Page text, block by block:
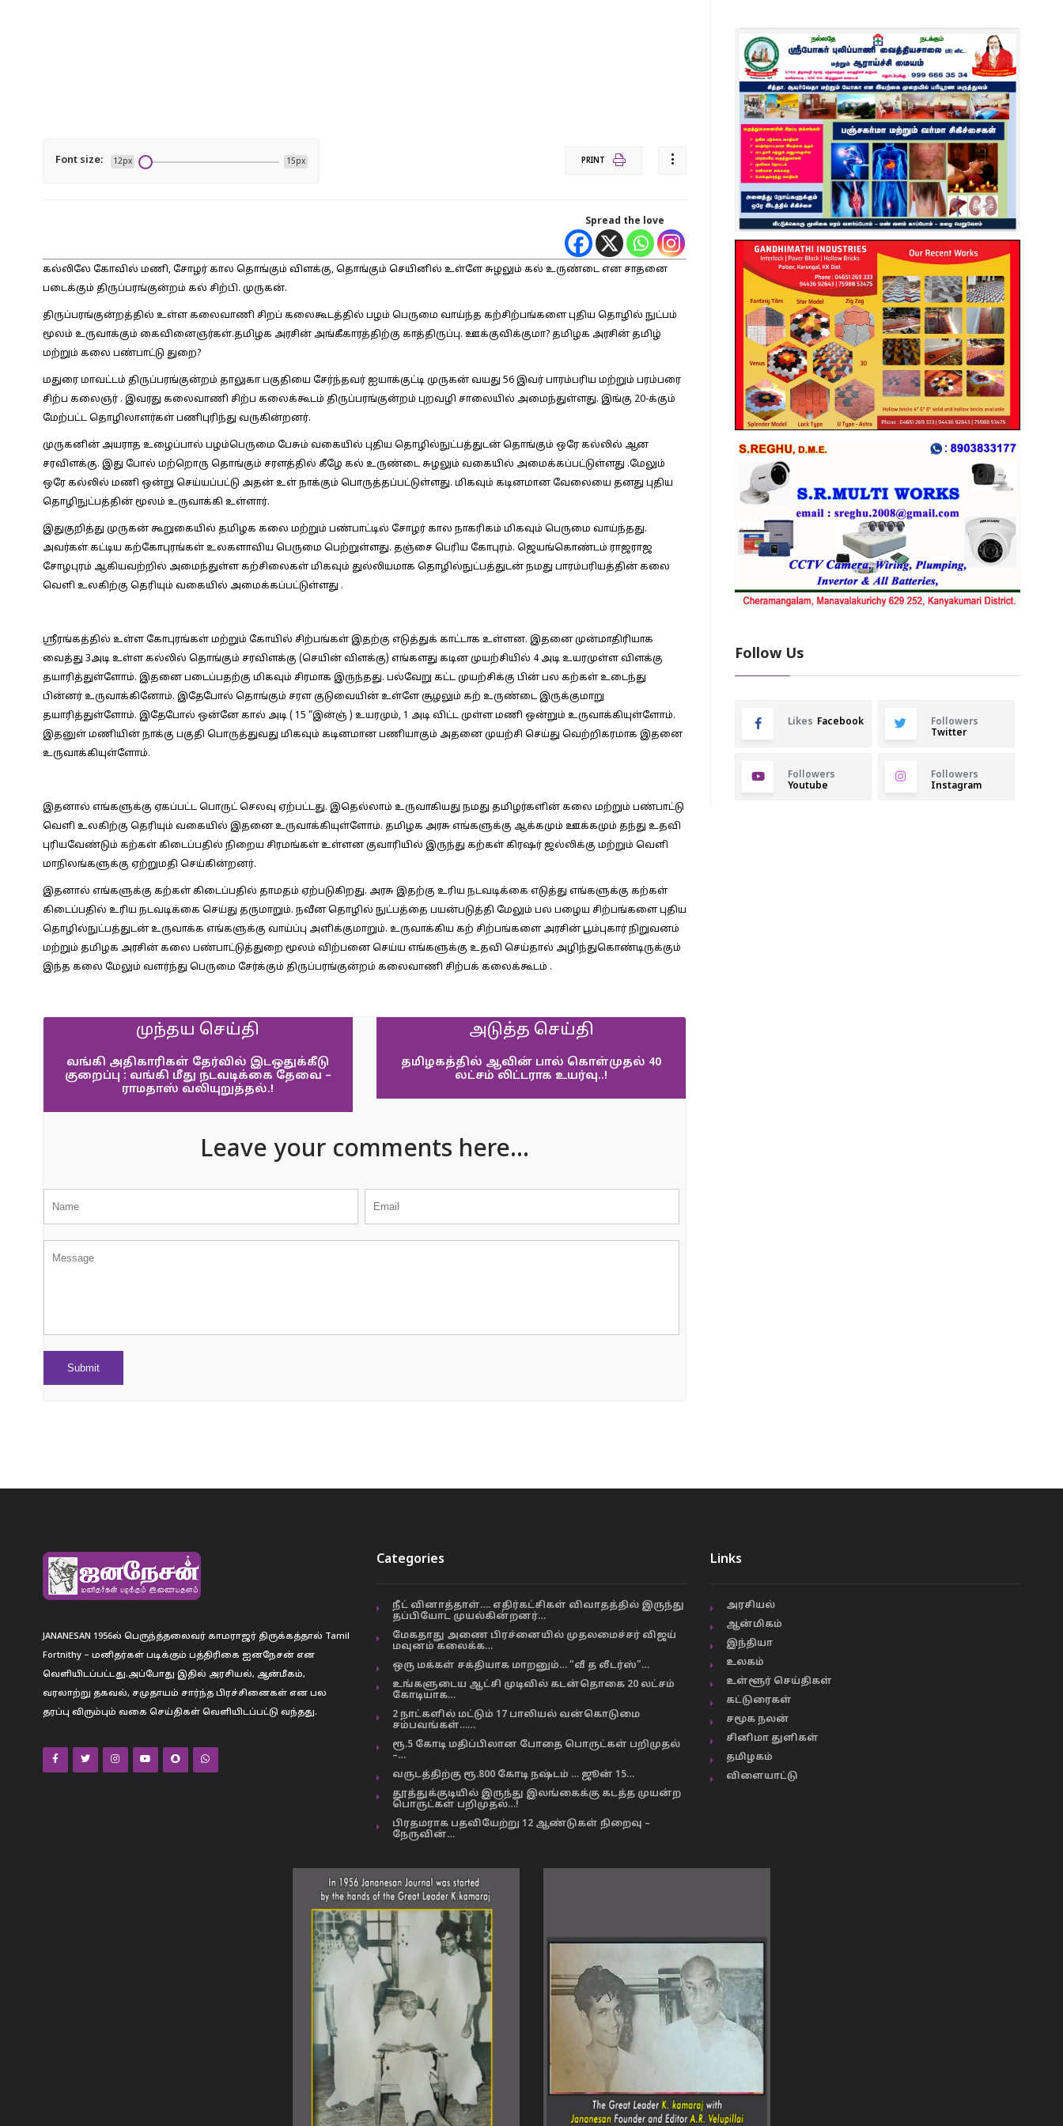
Font size: 12px 15px PRINT
Spread the love
கல்லிலே கோவில் மணி, சோழர் கால தொங்கும் விளக்கு, தொங்கும் செயினில் உள்ளே சுழலும் கல் உருண்டை என சாதனை
படைக்கும் திருப்பரங்குன்றம் கல் சிற்பி. முருகன்.
திருப்பரங்குன்றத்தில் உள்ள கலைவாணி சிறப் கலைகூடத்தில் பழம் பெருமை வாய்ந்த கற்சிற்பங்களை புதிய தொழில் நுட்பம்
மூலம் உருவாக்கும் கைவினைஞர்கள்.தமிழக அரசின் அங்கீகாரத்திற்கு காத்திருப்பு. ஊக்குவிக்குமா? தமிழக அரசின் தமிழ்
மற்றும் கலை பண்பாட்டு துறை?
மதுரை மாவட்டம் திருப்பரங்குன்றம் தாலுகா பகுதியை சேர்ந்தவர் ஐயாக்குட்டி முருகன் வயது 56 இவர் பாரம்பரிய மற்றும் பரம்பரை
சிற்ப கலைஞர் . இவரது கலைவாணி சிற்ப கலைக்கூடம் திருப்பரங்குன்றம் புறவழி சாலையில் அமைந்துள்ளது. இங்கு 20-க்கும்
மேற்பட்ட தொழிலாளர்கள் பணிபுரிந்து வருகின்றனர்.
முருகனின் அயராத உழைப்பால் பழம்பெருமை பேசும் வகையில் புதிய தொழில்நுட்பத்துடன் தொங்கும் ஒரே கல்லில் ஆன
சரவிளக்கு. இது போல் மற்றொரு தொங்கும் சரளத்தில் கீழே கல் உருண்டை சுழலும் வகையில் அமைக்கப்பட்டுள்ளது .மேலும்
ஒரே கல்லில் மணி ஒன்று செய்யப்பட்டு அதன் உள் நாக்கும் பொருத்தப்பட்டுள்ளது. மிகவும் கடினமான வேலையை தனது புதிய
தொழிநுட்பத்தின் மூலம் உருவாக்கி உள்ளார்.
இதுகுறித்து முருகன் கூறுகையில் தமிழக கலை மற்றும் பண்பாட்டில் சோழர் கால நாகரிகம் மிகவும் பெருமை வாய்ந்தது.
அவர்கள் கட்டிய கற்கோபுரங்கள் உலகளாவிய பெருமை பெற்றுள்ளது. தஞ்சை பெரிய கோபுரம். ஜெயங்கொண்டம் ராஜராஜ
சோழபுரம் ஆகியவற்றில் அமைந்துள்ள கற்சிலைகள் மிகவும் துல்லியமாக தொழில்நுட்பத்துடன் நமது பாரம்பரியத்தின் கலை
வெளி உலகிற்கு தெரியும் வகையில் அமைக்கப்பட்டுள்ளது .
ஸ்ரீரங்கத்தில் உள்ள கோபுரங்கள் மற்றும் கோயில் சிற்பங்கள் இதற்கு எடுத்துக் காட்டாக உள்ளன. இதனை முன்மாதிரியாக
வைத்து 3அடி உள்ள கல்லில் தொங்கும் சரவிளக்கு (செயின் விளக்கு) எங்களது கடின முயற்சியில் 4 அடி உயரமுள்ள விளக்கு
தயாரித்துள்ளோம். இதனை படைப்பதற்கு மிகவும் சிரமாக இருந்தது. பல்வேறு கட்ட முயற்சிக்கு பின் பல கற்கள் உடைந்து
பின்னர் உருவாக்கினோம். இதேபோல் தொங்கும் சரள குடுவையின் உள்ளே சூழலும் கற் உருண்டை இருக்குமாறு
தயாரித்துள்ளோம். இதேபோல் ஒன்னே கால் அடி ( 15 “இன்ஞ் ) உயரமும், 1 அடி விட்ட முள்ள மணி ஒன்றும் உருவாக்கியுள்ளோம்.
இதனுள் மணியின் நாக்கு பகுதி பொருத்துவது மிகவும் கடினமான பணியாகும் அதனை முயற்சி செய்து வெற்றிகரமாக இதனை
உருவாக்கியுள்ளோம்.
இதனால் எங்களுக்கு ஏகப்பட்ட பொருட் செலவு ஏற்பட்டது. இதெல்லாம் உருவாகியது நமது தமிழர்களின் கலை மற்றும் பண்பாட்டு
வெளி உலகிற்கு தெரியும் வகையில் இதனை உருவாக்கியுள்ளோம். தமிழக அரசு எங்களுக்கு ஆக்கமும் ஊக்கமும் தந்து உதவி
புரியவேண்டும் கற்கள் கிடைப்பதில் நிறைய சிரமங்கள் உள்ளன குவாரியில் இருந்து கற்கள் கிரஷர் ஜல்லிக்கு மற்றும் வெளி
மாநிலங்களுக்கு ஏற்றுமதி செய்கின்றனர்.
இதனால் எங்களுக்கு கற்கள் கிடைப்பதில் தாமதம் ஏற்படுகிறது. அரசு இதற்கு உரிய நடவடிக்கை எடுத்து எங்களுக்கு கற்கள்
கிடைப்பதில் உரிய நடவடிக்கை செய்து தருமாறும். நவீன தொழில் நுட்பத்தை பயன்படுத்தி மேலும் பல பழைய சிற்பங்களை புதிய
தொழில்நுட்பத்துடன் உருவாக்க எங்களுக்கு வாய்ப்பு அளிக்குமாறும். உருவாக்கிய கற் சிற்பங்களை அரசின் பூம்புகார் நிறுவனம்
மற்றும் தமிழக அரசின் கலை பண்பாட்டுத்துறை மூலம் விற்பனை செய்ய எங்களுக்கு உதவி செய்தால் அழிந்துகொண்டிருக்கும்
இந்த கலை மேலும் வளர்ந்து பெருமை சேர்க்கும் திருப்பரங்குன்றம் கலைவாணி சிற்பக் கலைக்கூடம் .
முந்தய செய்தி
வங்கி அதிகாரிகள் தேர்வில் இடஒதுக்கீடு
குறைப்பு : வங்கி மீது நடவடிக்கை தேவை –
ராமதாஸ் வலியுறுத்தல்.!
அடுத்த செய்தி
தமிழகத்தில் ஆவின் பால் கொள்முதல் 40
லட்சம் லிட்டராக உயர்வு..!
Leave your comments here...
Follow Us
Likes Facebook
Followers
Twitter
Followers
Youtube
Followers
Instagram
JANANESAN 1956ல் பெருந்த்தலைவர் காமராஜர் திருக்கத்தால் Tamil
Fortnithy – மனிதர்கள் படிக்கும் பத்திரிகை ஐனநேசன் என
வெளியிடப்பட்டது.அப்போது இதில் அரசியல், ஆன்மீகம்,
வரலாற்று தகவல், சமுதாயம் சார்ந்த பிரச்சினைகள் என பல
தரப்பு விரும்பும் வகை செய்திகள் வெளியிடப்பட்டு வந்தது.
Categories
நீட் வினாத்தாள்…. எதிர்கட்சிகள் விவாதத்தில் இருந்து
தப்பியோட முயல்கின்றனர்…
மேகதாது அணை பிரச்னையில் முதலமைச்சர் விஜய்
மவுனம் கலைக்க…
ஒரு மக்கள் சக்தியாக மாறனும்… “வீ த லீடர்ஸ்”…
உங்களுடைய ஆட்சி முடிவில் கடன்தொகை 20 லட்சம்
கோடியாக…
2 நாட்களில் மட்டும் 17 பாலியல் வன்கொடுமை
சம்பவங்கள்……
ரூ.5 கோடி மதிப்பிலான போதை பொருட்கள் பறிமுதல்
–…
வருடத்திற்கு ரூ.800 கோடி நஷ்டம் … ஜூன் 15…
தூத்துக்குடியில் இருந்து இலங்கைக்கு கடத்த முயன்ற
பொருட்கள் பறிமுதல்…!
பிரதமராக பதவியேற்று 12 ஆண்டுகள் நிறைவு –
நேருவின்…
Links
அரசியல்
ஆன்மிகம்
இந்தியா
உலகம்
உள்ளூர் செய்திகள்
கட்டுரைகள்
சமூக நலன்
சினிமா துளிகள்
தமிழகம்
விளையாட்டு